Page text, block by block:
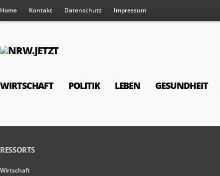
Home Kontakt Datenschutz Impressum
WIRTSCHAFT POLITIK LEBEN GESUNDHEIT
RESSORTS
Wirtschaft